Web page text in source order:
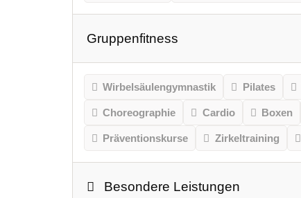
Gruppenfitness
Wirbelsäulengymnastik Pilates
Choreographie Cardio Boxen
Präventionskurse Zirkeltraining
Besondere Leistungen